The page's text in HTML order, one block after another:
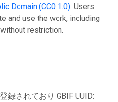
Domain (CC0 1.0). Users
and use the work, including
restriction.
録されており GBIF UUID: